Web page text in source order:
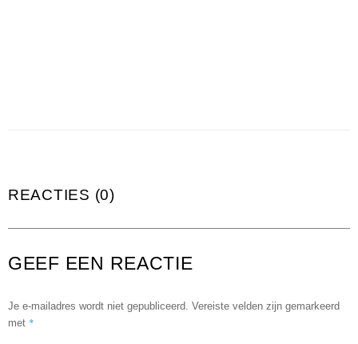
REACTIES (0)
GEEF EEN REACTIE
Je e-mailadres wordt niet gepubliceerd. Vereiste velden zijn gemarkeerd
met *